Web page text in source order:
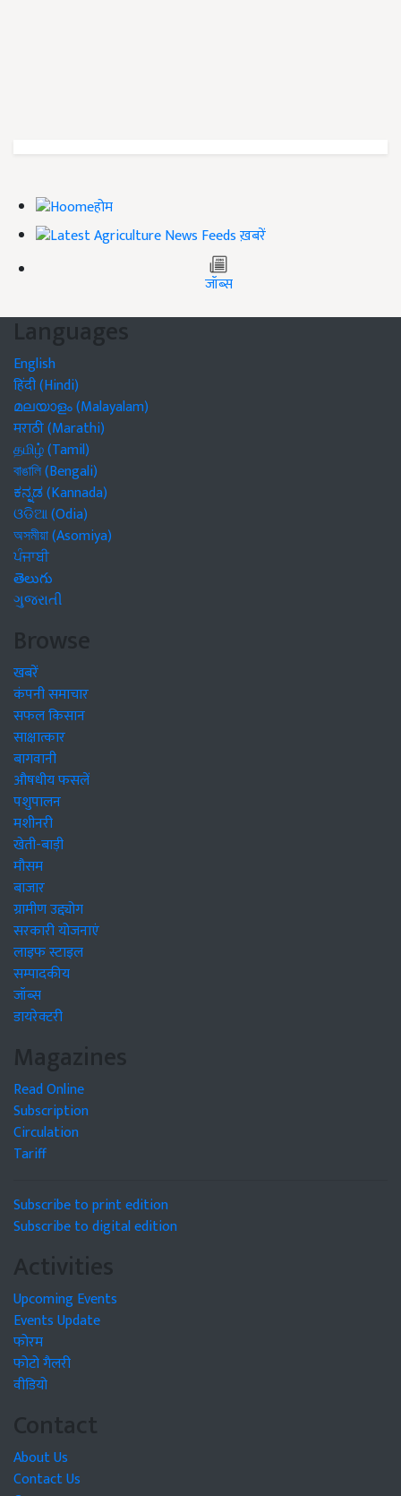
होम
ख़बरें
जॉब्स
Languages
English
हिंदी (Hindi)
മലയാളം (Malayalam)
मराठी (Marathi)
தமிழ் (Tamil)
বাঙালি (Bengali)
ಕನ್ನಡ (Kannada)
ଓଡିଆ (Odia)
অসমীয়া (Asomiya)
ਪੰਜਾਬੀ
తెలుగు
ગુજરાતી
Browse
खबरें
कंपनी समाचार
सफल किसान
साक्षात्कार
बागवानी
औषधीय फसलें
पशुपालन
मशीनरी
खेती-बाड़ी
मौसम
बाजार
ग्रामीण उद्द्योग
सरकारी योजनाएं
लाइफ स्टाइल
सम्पादकीय
जॉब्स
डायरेक्टरी
Magazines
Read Online
Subscription
Circulation
Tariff
Subscribe to print edition
Subscribe to digital edition
Activities
Upcoming Events
Events Update
फोरम
फोटो गैलरी
वीडियो
Contact
About Us
Contact Us